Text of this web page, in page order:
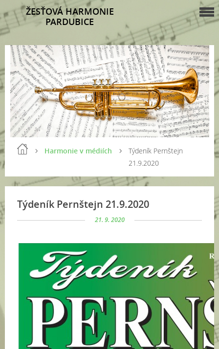
ŽESŤOVÁ HARMONIE
PARDUBICE
Harmonie v médiích
Týdeník Pernštejn
21.9.2020
Týdeník Pernštejn 21.9.2020
21. 9. 2020